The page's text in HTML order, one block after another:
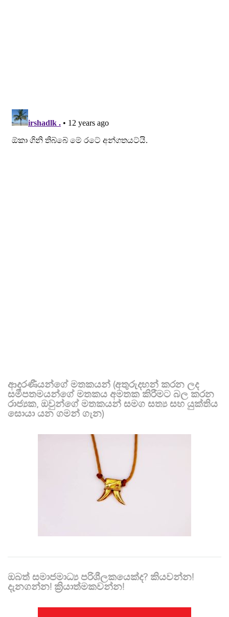
ආදරණීයන්ගේ මතකයන් (අතුරුදහන් කරන ලද
සමීපතමයන්ගේ මතකය අමතක කිරීමට බල කරන
රාජ්‍යක, ඔවුන්ගේ මතකයන් සමග සත්‍ය සහ යුක්තිය
සොයා යන ගමන් ගැන)
ඔබත් සමාජමාධ්‍ය පරිශීලකයෙක්ද? කියවන්න!
දැනගන්න! ක්‍රියාත්මකවන්න!